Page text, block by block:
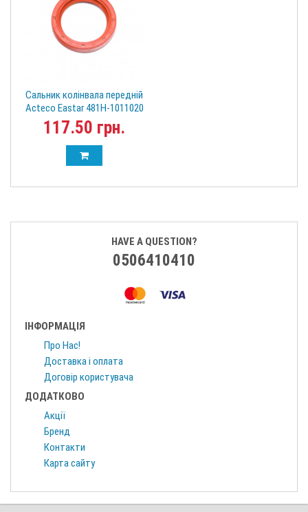
Сальник колінвала передній
Acteco Eastar 481H-1011020
117.50 грн.
HAVE A QUESTION?
0506410410
ІНФОРМАЦІЯ
Про Нас!
Доставка і оплата
Договір користувача
ДОДАТКОВО
Акції
Бренд
Контакти
Карта сайту